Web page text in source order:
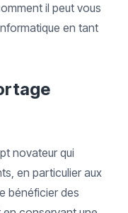
il peut vous
en tant
novateur qui
en particulier aux
bénéficier des